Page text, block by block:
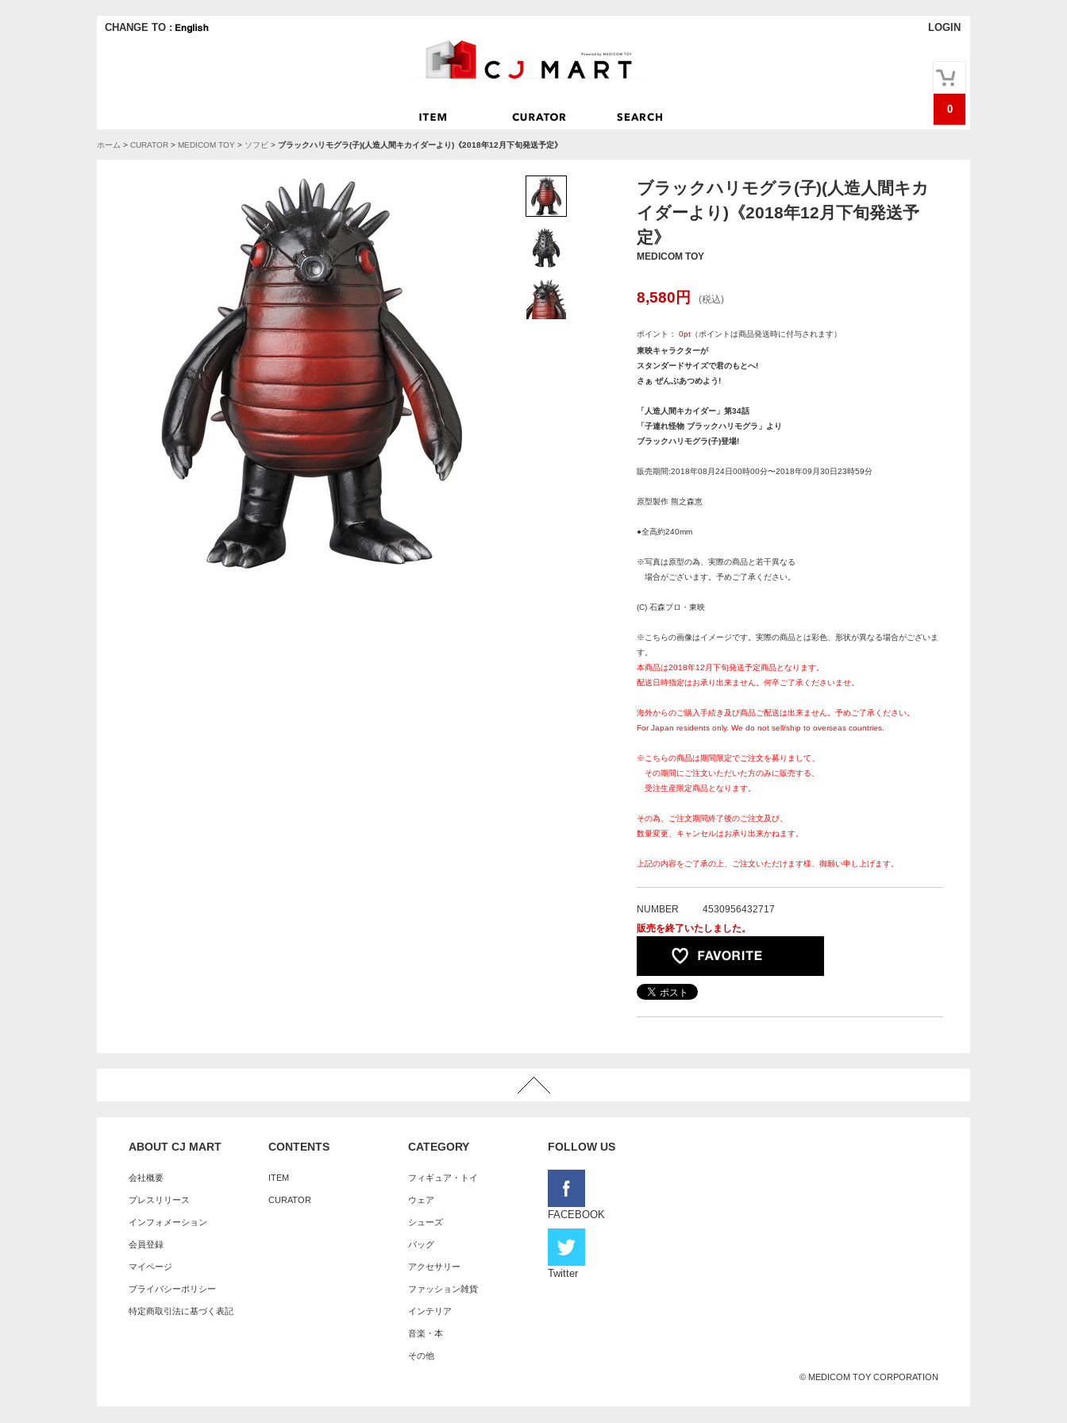
CHANGE TO : LOGIN
0
ホーム > CURATOR > MEDICOM TOY > ソフビ > ブラックハリモグラ(子)(人造人間キカイダーより)《2018年12月下旬発送予定》
ブラックハリモグラ(子)(人造人間キカ
イダーより)《2018年12月下旬発送予
定》
MEDICOM TOY
8,580 円 (税込)
ポイント： 0pt （ポイントは商品発送時に付与されます）
東映キャラクターが
スタンダードサイズで君のもとへ!
さぁ ぜんぶあつめよう!
「人造人間キカイダー」第34話
「子連れ怪物 ブラックハリモグラ」より
ブラックハリモグラ(子)登場!
販売期間:2018年08月24日00時00分〜2018年09月30日23時59分
原型製作 熊之森恵
●全高約240mm
※写真は原型の為、実際の商品と若干異なる
場合がございます。予めご了承ください。
(C) 石森プロ・東映
※こちらの画像はイメージです。実際の商品とは彩色、形状が異なる場合がございま
す。
本商品は2018年12月下旬発送予定商品となります。
配送日時指定はお承り出来ません。何卒ご了承くださいませ。
海外からのご購入手続き及び商品ご配送は出来ません。予めご了承ください。
For Japan residents only. We do not sell/ship to overseas countries.
※こちらの商品は期間限定でご注文を募りまして、
その期間にご注文いただいた方のみに販売する、
受注生産限定商品となります。
その為、ご注文期間終了後のご注文及び、
数量変更、キャンセルはお承り出来かねます。
上記の内容をご了承の上、ご注文いただけます様、御願い申し上げます。
NUMBER
4530956432717
販売を終了いたしました。
ABOUT CJ MART
会社概要
プレスリリース
インフォメーション
会員登録
マイページ
プライバシーポリシー
特定商取引法に基づく表記
CONTENTS
ITEM
CURATOR
CATEGORY
フィギュア・トイ
ウェア
シューズ
バッグ
アクセサリー
ファッション雑貨
インテリア
音楽・本
その他
FOLLOW US
FACEBOOK
Twitter
© MEDICOM TOY CORPORATION